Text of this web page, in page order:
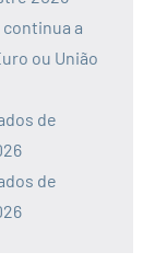
a
ou União
de
de